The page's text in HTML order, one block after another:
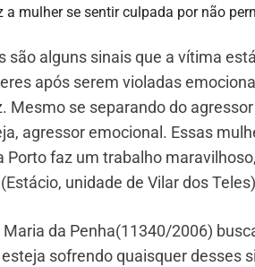
a mulher se sentir culpada por não
são alguns sinais que a vítima
após serem violadas
Mesmo se separando do
agressor emocional. Essas
Porto faz um trabalho
unidade de Vilar dos Teles)
Maria da Penha(11340/2006)
sofrendo quaisquer desses